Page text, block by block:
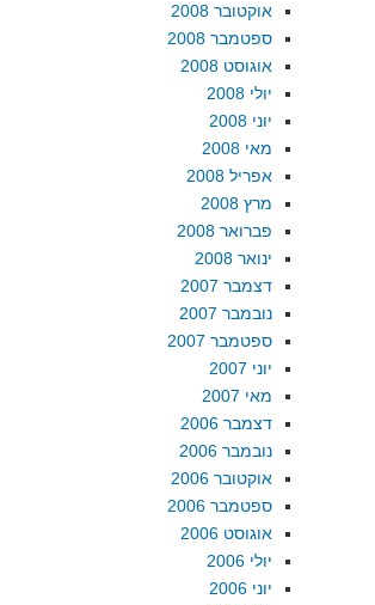
אוקטובר 2008
ספטמבר 2008
אוגוסט 2008
יולי 2008
יוני 2008
מאי 2008
אפריל 2008
מרץ 2008
פברואר 2008
ינואר 2008
דצמבר 2007
נובמבר 2007
ספטמבר 2007
יוני 2007
מאי 2007
דצמבר 2006
נובמבר 2006
אוקטובר 2006
ספטמבר 2006
אוגוסט 2006
יולי 2006
יוני 2006